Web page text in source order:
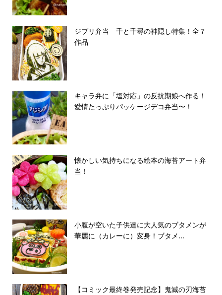
ジブリ弁当 千と千尋の神隠し特集！全７
作品
キャラ弁に「塩対応」の反抗期娘へ作る！
愛情たっぷりパッケージデコ弁当〜！
懐かしい気持ちになる絵本の海苔アート弁
当！
小腹が空いた子供達に大人気のブタメンが
華麗に（カレーに）変身！ブタメ...
【コミック最終巻発売記念】鬼滅の刃海苔